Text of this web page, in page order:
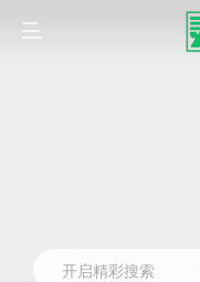
开启精彩搜索